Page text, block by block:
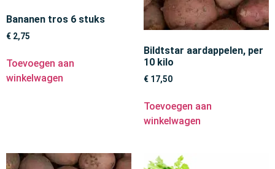
Bananen tros 6 stuks
€ 2,75
Toevoegen aan
winkelwagen
Bildtstar aardappelen, per
10 kilo
€ 17,50
Toevoegen aan
winkelwagen